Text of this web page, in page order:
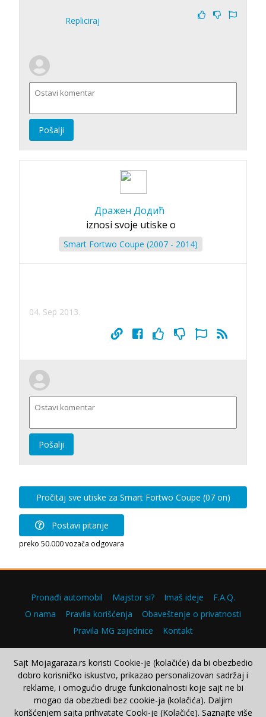
Repliciraj
Pošalji
Дражен Додић
iznosi svoje utiske o
Smart Fortwo Coupe (2007 - 2014)
04. Sep 2013.
Pošalji
Pročitaj sve utiske za Smart Fortwo Coupe (07 on)
Postavi pitanje
preko 50.000 vozača odgovara
Pronađi automobil Majstor si? Imaš ideje
F.A.Q.
O nama
Pravila korišćenja
Obaveštenje o privatnosti
Pravila MG zajednice
Kontakt
Copyright © 2000–2026.
Sajt Mojagaraza.rs koristi Cookie-je (kolačiće) da bi obezbedio
dobro korisničko iskustvo, prikazao personalizovan sadržaj i
reklame, i omogućio druge funkcionalnosti koje sajt ne bi
mogao da obezbedi bez cookie-ja (kolačića). Daljim
korišćenjem sajta prihvatate Cooki-je (Kolačiće). Saznajte više